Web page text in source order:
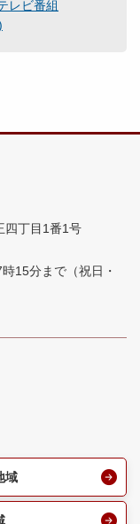
レビ番組
丁目1番1号
15分まで （祝日・
域